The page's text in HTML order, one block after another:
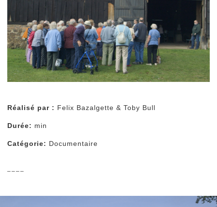
Réalisé par : Felix Bazalgette & Toby Bull
Durée: min
Catégorie: Documentaire
––––